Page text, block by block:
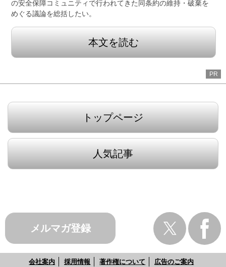
の安全保障コミュニティで行われてきた同条約の維持・破棄を
めぐる議論を総括したい。
本文を読む
PR
トップページ
人気記事
メルマガ登録
会社案内 採用情報 著作権について 広告のご案内